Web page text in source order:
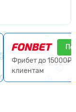
Фрибет до 15000₽
клиентам